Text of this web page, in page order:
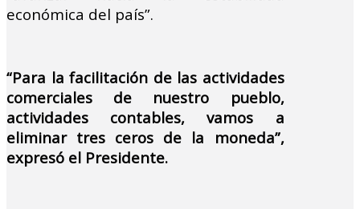
económica del país”.
“Para la facilitación de las actividades
comerciales de nuestro pueblo,
actividades contables, vamos a
eliminar tres ceros de la moneda”,
expresó el Presidente.